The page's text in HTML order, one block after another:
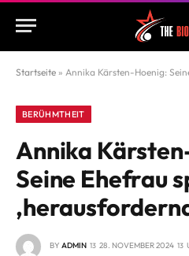
Startseite » Annika Kärsten-Hoenig: Seine
BERÜHMTHEIT
Annika
Seine Ehefrau
BY ADMIN 28. NOVEMBER 2024